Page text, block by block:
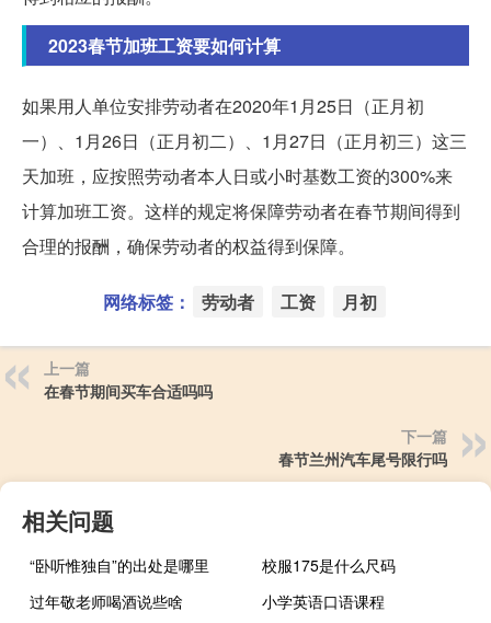
2023春节加班工资要如何计算
如果用人单位安排劳动者在2020年1月25日（正月初
一）、1月26日（正月初二）、1月27日（正月初三）这三
天加班，应按照劳动者本人日或小时基数工资的300%来
计算加班工资。这样的规定将保障劳动者在春节期间得到
合理的报酬，确保劳动者的权益得到保障。
网络标签： 劳动者 工资 月初
上一篇
在春节期间买车合适吗吗
下一篇
春节兰州汽车尾号限行吗
相关问题
“卧听惟独自”的出处是哪里
校服175是什么尺码
过年敬老师喝酒说些啥
小学英语口语课程